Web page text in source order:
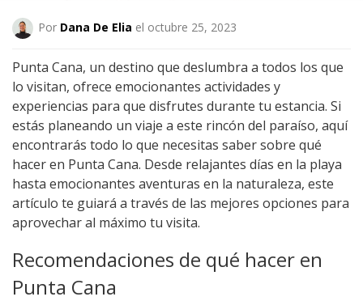
Por Dana De Elia el octubre 25, 2023
Punta Cana, un destino que deslumbra a todos los que
lo visitan, ofrece emocionantes actividades y
experiencias para que disfrutes durante tu estancia. Si
estás planeando un viaje a este rincón del paraíso, aquí
encontrarás todo lo que necesitas saber sobre qué
hacer en Punta Cana. Desde relajantes días en la playa
hasta emocionantes aventuras en la naturaleza, este
artículo te guiará a través de las mejores opciones para
aprovechar al máximo tu visita.
Recomendaciones de qué hacer en
Punta Cana